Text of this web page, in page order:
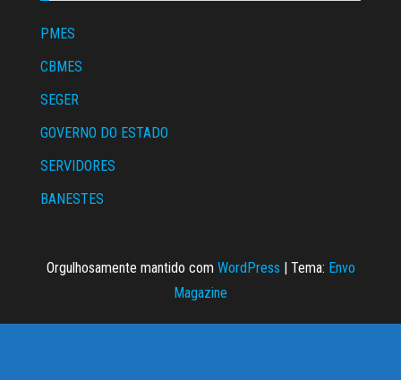
PMES
CBMES
SEGER
GOVERNO DO ESTADO
SERVIDORES
BANESTES
Orgulhosamente mantido com WordPress | Tema: Envo
Magazine